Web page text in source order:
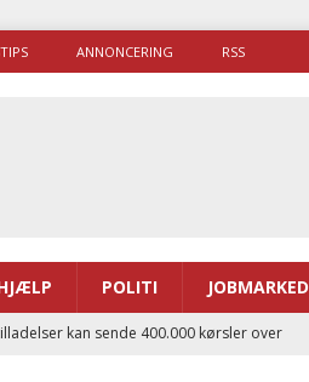
ANNONCERING RSS
POLITI JOBMARKED
kan sende 400.000 kørsler over